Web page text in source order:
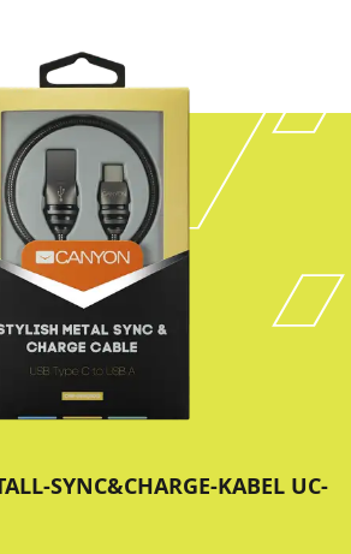
SYNC&CHARGE-KABEL UC-